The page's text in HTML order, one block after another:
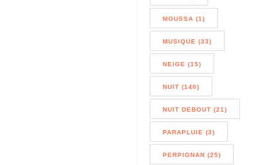
MOUSSA (1)
MUSIQUE (33)
NEIGE (15)
NUIT (140)
NUIT DEBOUT (21)
PARAPLUIE (3)
PERPIGNAN (25)